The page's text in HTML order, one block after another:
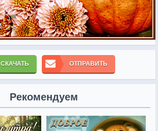
СКАЧАТЬ ОТПРАВИТЬ
Рекомендуем